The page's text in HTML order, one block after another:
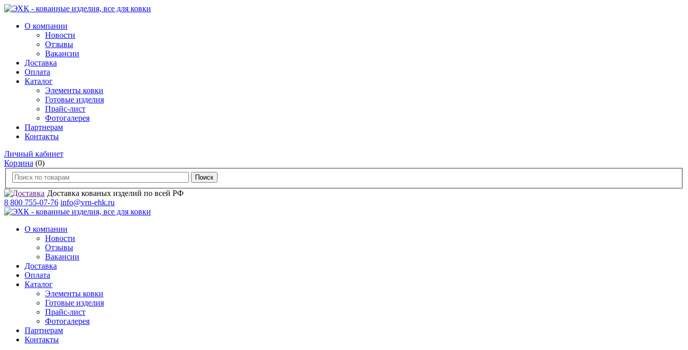
О компании
Новости
Отзывы
Вакансии
Доставка
Оплата
Каталог
Элементы ковки
Готовые изделия
Прайс-лист
Фотогалерея
Партнерам
Контакты
Личный кабинет
Корзина (0)
Доставка кованых изделий по всей РФ
8 800 755-07-76 info@vrn-ehk.ru
О компании
Новости
Отзывы
Вакансии
Доставка
Оплата
Каталог
Элементы ковки
Готовые изделия
Прайс-лист
Фотогалерея
Партнерам
Контакты